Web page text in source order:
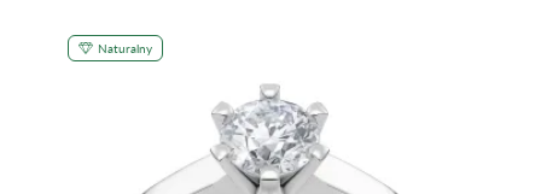
Naturalny